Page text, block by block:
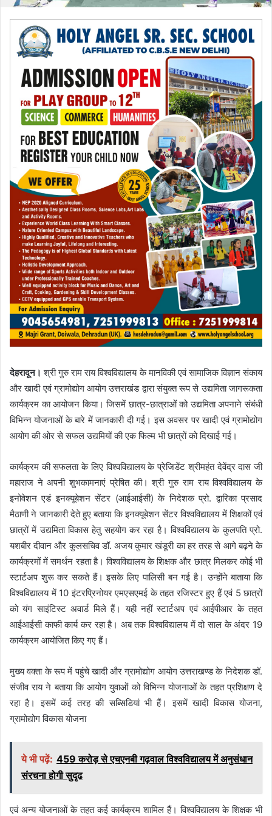
देहरादून। श्री गुरु राम राय विश्वविद्यालय के मानविकी एवं सामाजिक विज्ञान संकाय
और खादी एवं ग्रामोद्योग आयोग उत्तराखंड द्वारा संयुक्त रूप से उद्यमिता जागरूकता
कार्यक्रम का आयोजन किया। जिसमें छात्र-छात्राओं को उद्यमिता अपनाने संबंधी
विभिन्न योजनाओं के बारे में जानकारी दी गई। इस अवसर पर खादी एवं ग्रामोद्योग
आयोग की ओर से सफल उद्यमियों की एक फिल्म भी छात्रों को दिखाई गई।
कार्यक्रम की सफलता के लिए विश्वविद्यालय के प्रेजिडेंट श्रीमहंत देवेंद्र दास जी
महाराज ने अपनी शुभकामनाएं प्रेषित की। श्री गुरु राम राय विश्वविद्यालय के
इनोवेशन एडं इनक्यूबेशन सेंटर (आईआईसी) के निदेशक प्रो. द्वारिका प्रसाद
मैठाणी ने जानकारी देते हुए बताया कि इनक्यूबेशन सेंटर विश्वविद्यालय में शिक्षकों एवं
छात्रों में उद्यमिता विकास हेतु सहयोग कर रहा है। विश्वविद्यालय के कुलपति प्रो.
यशबीर दीवान और कुलसचिव डॉ. अजय कुमार खंडूरी का हर तरह से आगे बढ़ने के
कार्यक्रमों में समर्थन रहता है। विश्वविद्यालय के शिक्षक और छात्र मिलकर कोई भी
स्टार्टअप शुरू कर सकते हैं। इसके लिए पालिसी बन गई है। उन्होंने बाताया कि
विश्वविद्यालय में 10 इंटरप्रिनोयर एमएसएमई के तहत रजिस्टर हुए हैं एवं 5 छात्रों
को यंग साइंटिस्ट अवार्ड मिले हैं। यही नहीं स्टार्टअप एवं आईपीआर के तहत
आईआईसी काफी कार्य कर रहा है। अब तक विश्वविद्यालय में दो साल के अंदर 19
कार्यक्रम आयोजित किए गए हैं।
मुख्य वक्ता के रूप में पहुंचे खादी और ग्रामोद्योग आयोग उत्तराखण्ड के निदेशक डॉ.
संजीव राय ने बताया कि आयोग युवाओं को विभिन्न योजनाओं के तहत प्रशिक्षण दे
रहा है। इसमें कई तरह की सब्सिडियां भी हैं। इसमें खादी विकास योजना,
ग्रामोद्योग विकास योजना
ये भी पढ़ें: 459 करोड़ से एचएनबी गढ़वाल विश्वविद्यालय में अनुसंधान
संरचना होगी सुदृढ
एवं अन्य योजनाओं के तहत कई कार्यक्रम शामिल हैं। विश्वविद्यालय के शिक्षक भी